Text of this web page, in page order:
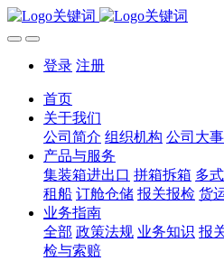
登录 注册
首页
关于我们
公司简介 组织机构 公司大
产品与服务
集装箱进出口 拼箱拆箱 多
租船 订舱仓储 报关报检 货
业务指南
全部 政策法规 业务知识 报
检与索赔